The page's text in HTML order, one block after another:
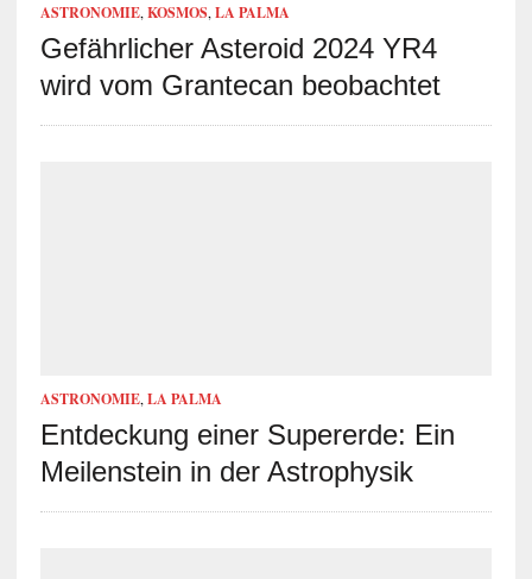
ASTRONOMIE, KOSMOS, LA PALMA
Gefährlicher Asteroid 2024 YR4
wird vom Grantecan beobachtet
ASTRONOMIE, LA PALMA
Entdeckung einer Supererde: Ein
Meilenstein in der Astrophysik